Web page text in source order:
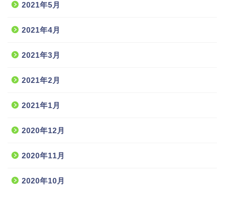
2021年5月
2021年4月
2021年3月
2021年2月
2021年1月
2020年12月
2020年11月
2020年10月